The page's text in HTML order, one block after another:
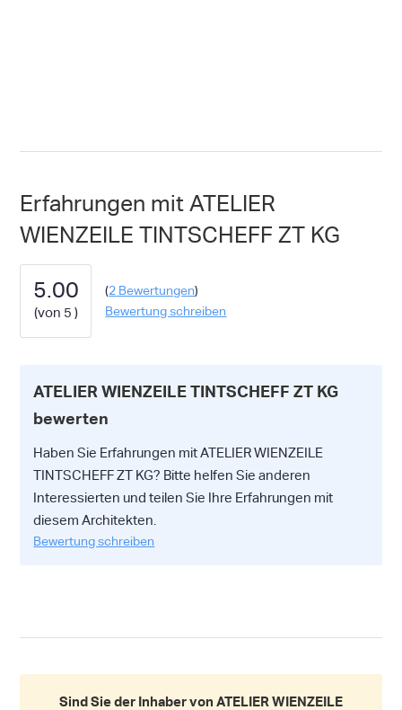
Erfahrungen mit ATELIER
WIENZEILE TINTSCHEFF ZT KG
5.00
( )
(2 Bewertungen)
Bewertung schreiben
ATELIER WIENZEILE TINTSCHEFF ZT KG
bewerten
Haben Sie Erfahrungen mit ATELIER WIENZEILE
TINTSCHEFF ZT KG? Bitte helfen Sie anderen
Interessierten und teilen Sie Ihre Erfahrungen mit
diesem Architekten.
Bewertung schreiben
Sind Sie der Inhaber von ATELIER WIENZEILE